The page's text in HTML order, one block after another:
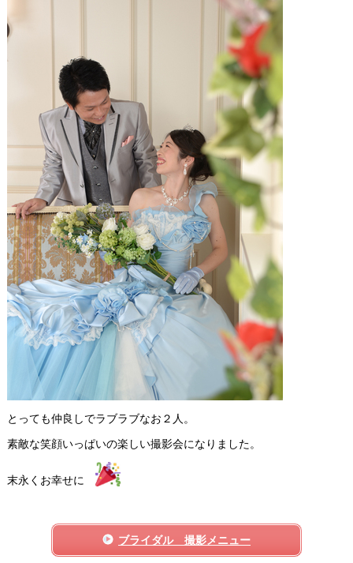
とっても仲良しでラブラブなお２人。
素敵な笑顔いっぱいの楽しい撮影会になりました。
末永くお幸せに
ブライダル 撮影メニュー